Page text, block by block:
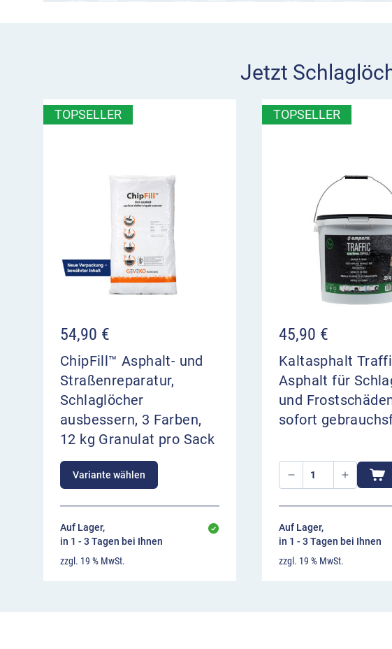
Jetzt
TOPSELLER
54,90 €
ChipFill™ Asphalt- und
Straßenreparatur,
Schlaglöcher
ausbessern, 3 Farben,
12 kg Granulat pro Sack
Variante wählen
Auf Lager,
in 1 - 3 Tagen bei Ihnen
zzgl. 19 % MwSt.
TOPSELLER
45,90 €
Kaltasphalt
Asphalt für
und
sofort
Auf Lager,
in 1 - 3 Tagen bei Ihnen
zzgl. 19 % MwSt.